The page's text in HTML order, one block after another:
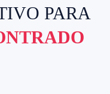
PARA